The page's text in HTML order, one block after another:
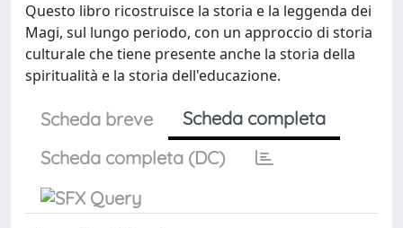
Questo libro ricostruisce la storia e la leggenda dei
Magi, sul lungo periodo, con un approccio di storia
culturale che tiene presente anche la storia della
spiritualità e la storia dell'educazione.
Scheda breve
Scheda completa
Scheda completa (DC)